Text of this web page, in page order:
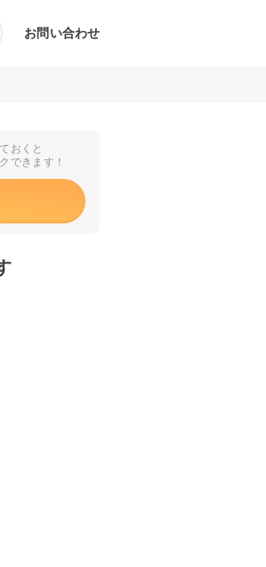
お問い合わせ
おくと
できます！